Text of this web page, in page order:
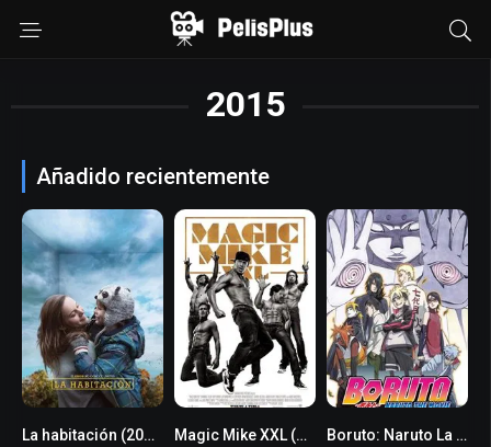
2015
Añadido recientemente
8.1
La habitación (2015) 5.6
Magic Mike XXL (2015) 7.7Boruto: Naruto La Pelicula (2015)